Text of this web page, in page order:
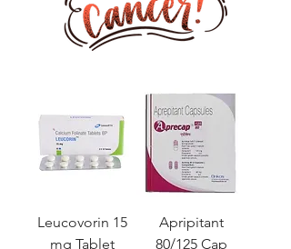
Leucovorin 15
mg Tablet
Apripitant
80/125 Cap